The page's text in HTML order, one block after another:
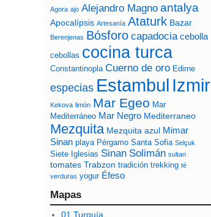
Agora ajo Alejandro Magno antalya
Apocalípsis Artesanía Ataturk Bazar
Berenjenas Bósforo capadocia cebolla
cebollas cocina turca
Constantinopla Cuerno de oro Edirne
especias Estambul Izmir
Kekova limón Mar Egeo Mar
Mediterráneo Mar Negro Mediterraneo
Mezquita Mezquita azul Mimar
Sinan playa Pérgamo Santa Sofia Selçuk
Siete Iglesias Sinan Solimán sultan
tomates Trabzon tradición trekking té
verduras yogur Éfeso
Mapas
01 Turquía